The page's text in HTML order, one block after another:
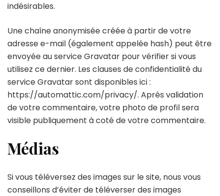
indésirables.
Une chaîne anonymisée créée à partir de votre
adresse e-mail (également appelée hash) peut être
envoyée au service Gravatar pour vérifier si vous
utilisez ce dernier. Les clauses de confidentialité du
service Gravatar sont disponibles ici :
https://automattic.com/privacy/. Après validation
de votre commentaire, votre photo de profil sera
visible publiquement à coté de votre commentaire.
Médias
Si vous téléversez des images sur le site, nous vous
conseillons d’éviter de téléverser des images